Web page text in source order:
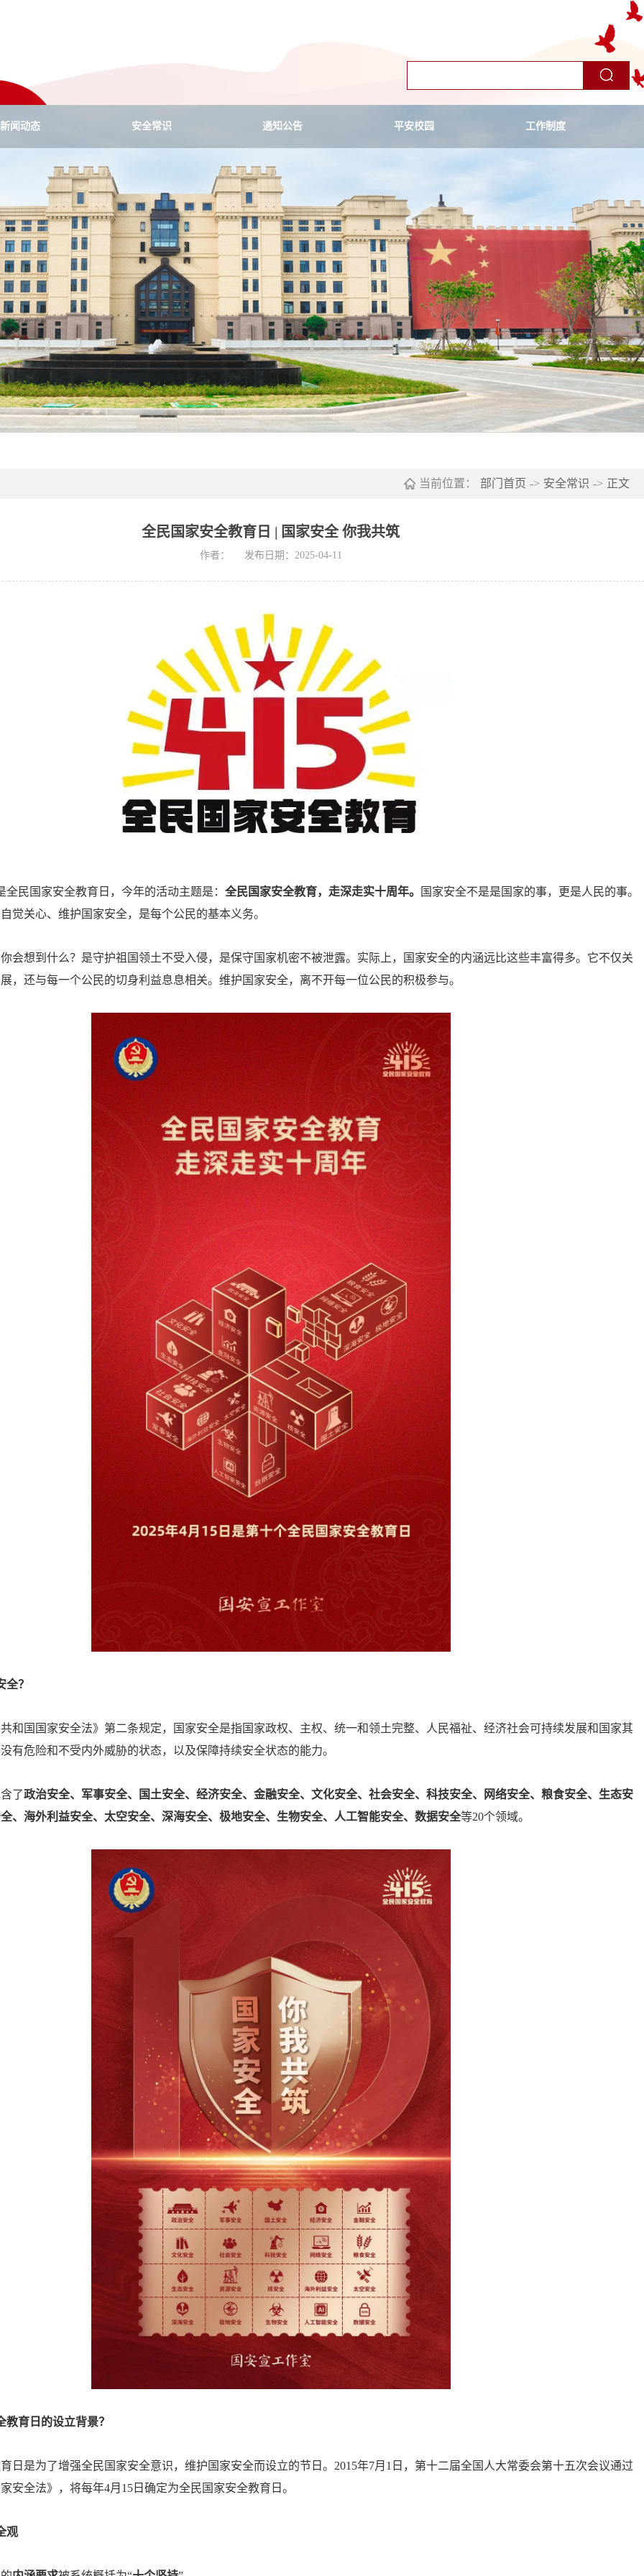
新闻动态 安全常识 通知公告 平安校园 工作制度
当前位置： 部门首页 -> 安全常识 -> 正文
全民国家安全教育日 | 国家安全 你我共筑
作者： 发布日期：2025-04-11
全民国家安全教育日，今年的活动主题是： 全民国家安全教育，走深走实十周年。
国家安全不是是国家的事，更是人民的事。
觉关心、维护国家安全，是每个公民的基本义务。
会想到什么？是守护祖国领土不受入侵，是保守国家机密不被泄露。实际上，国家安全的内涵远比这些丰富得多。它不仅关
，还与每一个公民的切身利益息息相关。维护国家安全，离不开每一位公民的积极参与。
？
和国国家安全法》第二条规定，国家安全是指国家政权、主权、统一和领土完整、人民福祉、经济社会可持续发展和国家其
有危险和不受内外威胁的状态，以及保障持续安全状态的能力。
了政治安全、军事安全、国土安全、经济安全、金融安全、文化安全、社会安全、科技安全、网络安全、粮食安全、生态安
、海外利益安全、太空安全、深海安全、极地安全、生物安全、人工智能安全、数据安全等20个领域。
教育日的设立背景？
日是为了增强全民国家安全意识，维护国家安全而设立的节日。2015年7月1日，第十二届全国人大常委会第十五次会议通过
安全法》，将每年4月15日确定为全民国家安全教育日。
观